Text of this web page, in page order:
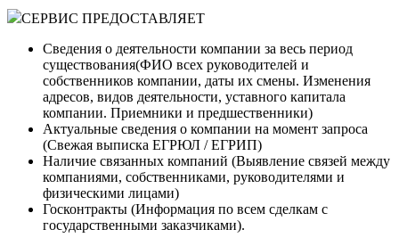
СЕРВИС ПРЕДОСТАВЛЯЕТ
Сведения о деятельности компании за весь период
существования(ФИО всех руководителей и
собственников компании, даты их смены. Изменения
адресов, видов деятельности, уставного капитала
компании. Приемники и предшественники)
Актуальные сведения о компании на момент запроса
(Cвежая выписка ЕГРЮЛ / ЕГРИП)
Наличие связанных компаний (Выявление связей между
компаниями, собственниками, руководителями и
физическими лицами)
Госконтракты (Информация по всем сделкам с
государственными заказчиками).